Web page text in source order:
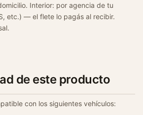
Interior: por agencia de tu
etc.) — el flete lo pagás al recibir.
de este producto
con los siguientes vehículos: